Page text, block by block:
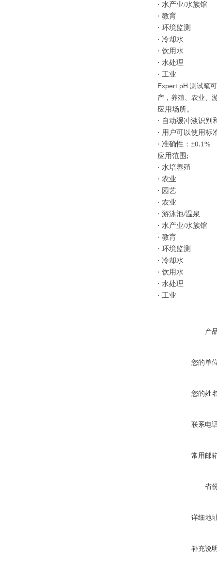
· 水产业/水族馆
· 教育
· 环境监测
· 冷却水
· 饮用水
· 水处理
· 工业
Expert pH 测试笔
产，养殖、农业、
应用场所。
· 自动缓冲液识别
· 用户可以使用标
· 准确性：±0.1%
应用范围;
· 水培养殖
· 农业
· 园艺
· 农业
· 游泳池/温泉
· 水产业/水族馆
· 教育
· 环境监测
· 冷却水
· 饮用水
· 水处理
· 工业
产
您的单
您的姓
联系电
常用邮
省
详细地
补充说